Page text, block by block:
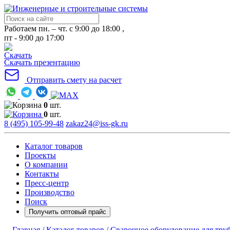
Работаем пн. – чт. с 9:00 до 18:00 ,
пт - 9:00 до 17:00
Скачать презентацию
Отправить смету на расчет
0 шт.
0 шт.
8 (495) 105-99-48 zakaz24@iss-gk.ru
Каталог товаров
Проекты
О компании
Контакты
Пресс-центр
Производство
Поиск
Получить оптовый прайс